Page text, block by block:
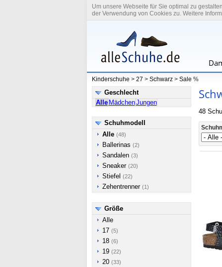
Um unsere Webseite für Sie optimal zu
der Verwendung von Cookies zu. Weitere
Kinderschuhe> 27 > Schwarz> Sale%
Geschlecht
Alle MädchenJungen
Schuhmodell
Alle (48)
Ballerinas (2)
Sandalen (3)
Sneaker (20)
Stiefel (22)
Zehentrenner (1)
Größe
Alle
17 (5)
18 (6)
19 (22)
20 (33)
48